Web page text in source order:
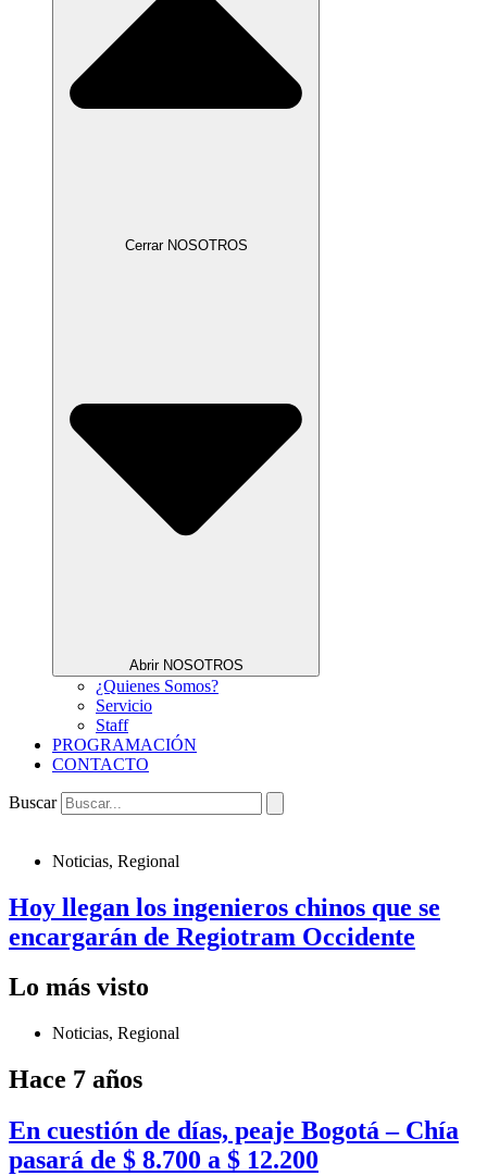
Cerrar NOSOTROS
Abrir NOSOTROS
¿Quienes Somos?
Servicio
Staff
PROGRAMACIÓN
CONTACTO
Buscar
Noticias, Regional
Hoy llegan los ingenieros chinos que se
encargarán de Regiotram Occidente
Lo más visto
Noticias, Regional
Hace 7 años
En cuestión de días, peaje Bogotá – Chía
pasará de $ 8.700 a $ 12.200